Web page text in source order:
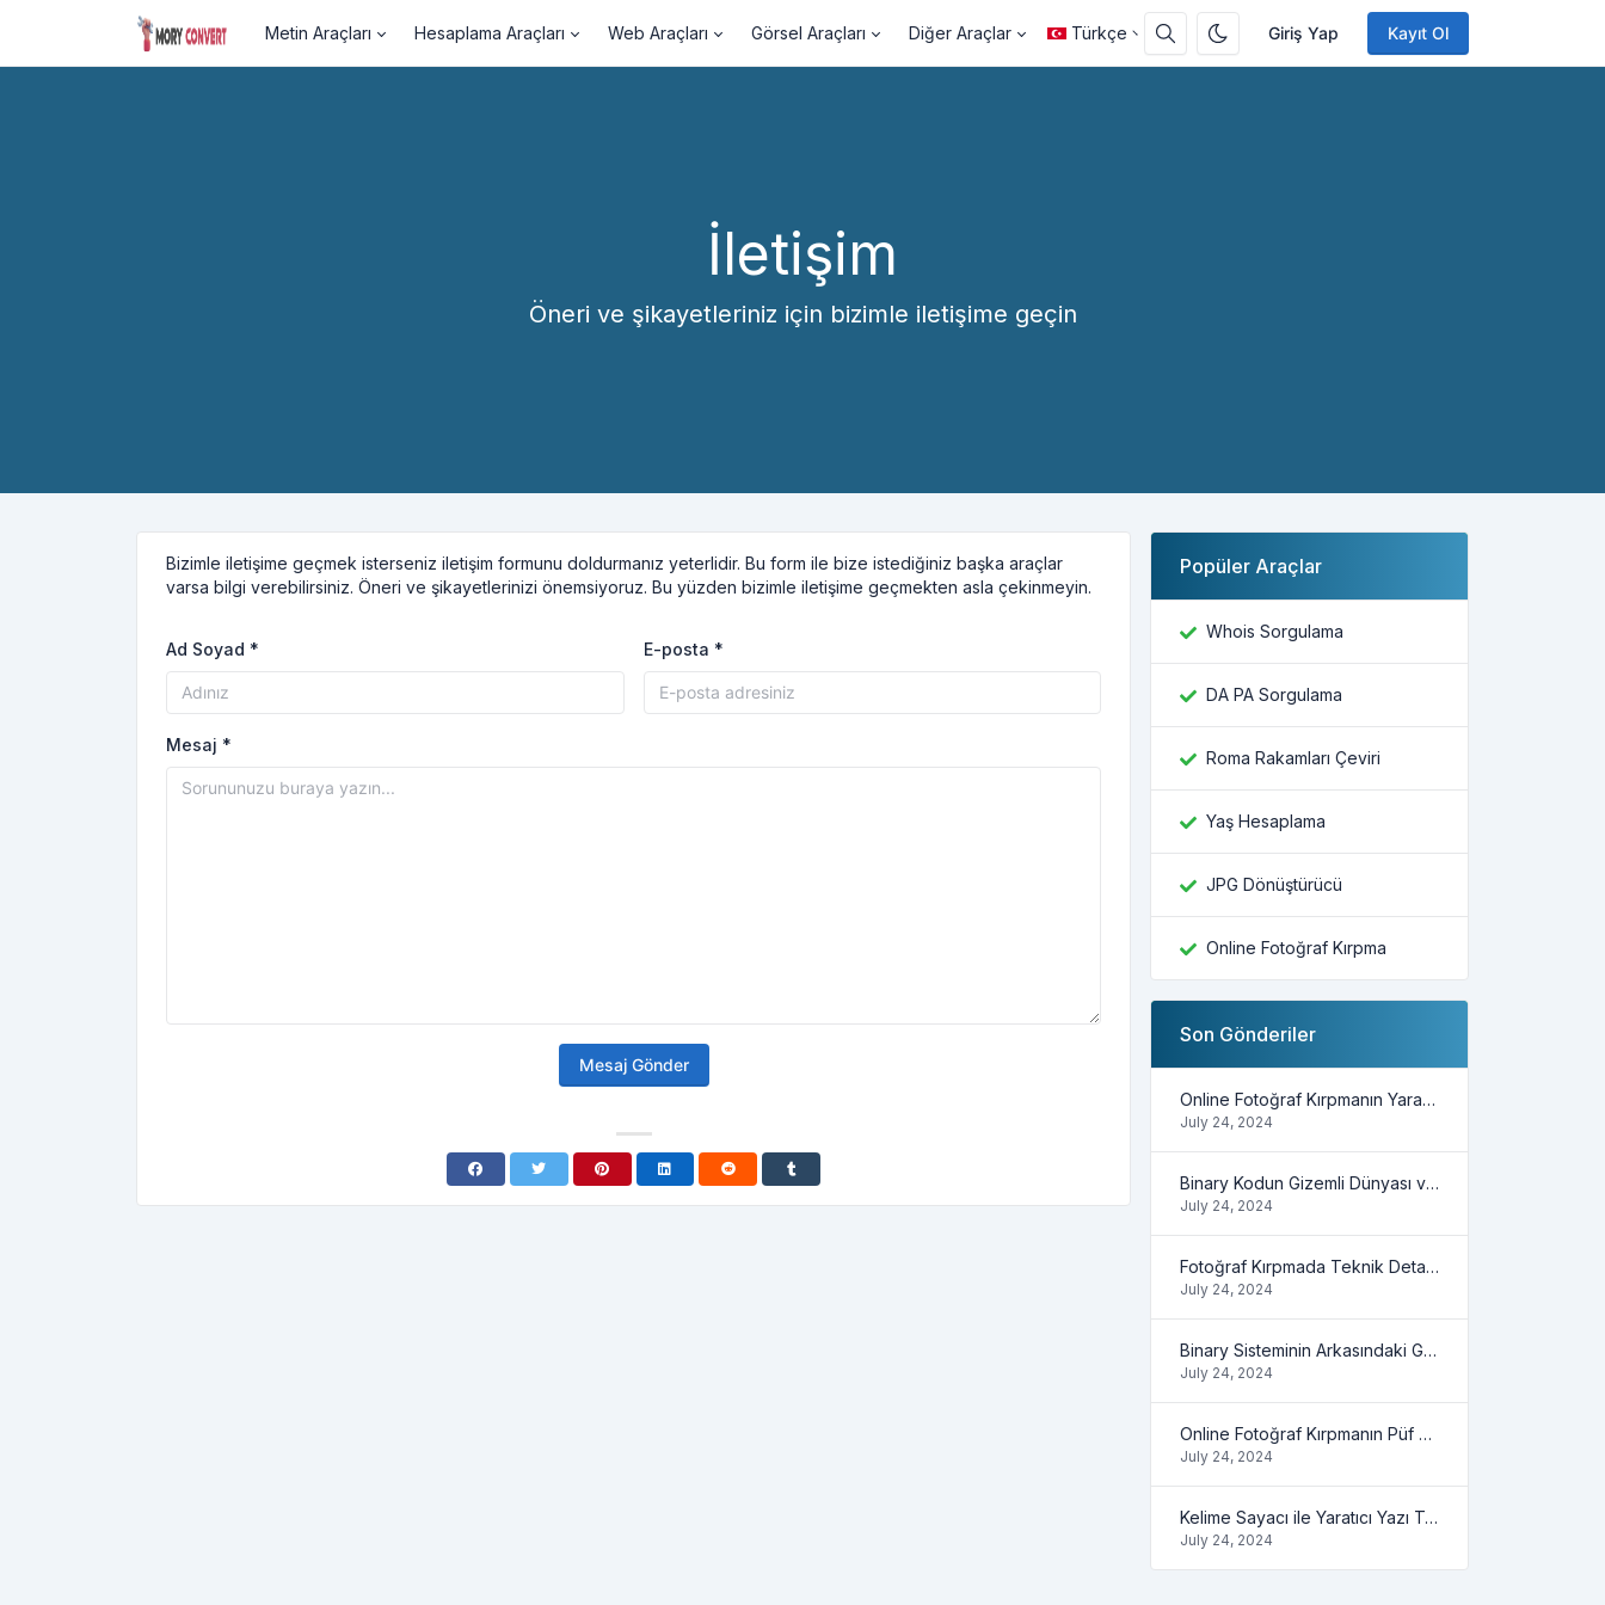
Giriş Yap Kayıt Ol
Metin Araçları Hesaplama Araçları Web Araçları Görsel Araçları Diğer Araçlar Türkçe
İletişim
Öneri ve şikayetleriniz için bizimle iletişime geçin
Bizimle iletişime geçmek isterseniz iletişim formunu doldurmanız yeterlidir. Bu form ile bize istediğiniz başka araçlar
varsa bilgi verebilirsiniz. Öneri ve şikayetlerinizi önemsiyoruz. Bu yüzden bizimle iletişime geçmekten asla çekinmeyin.
Ad Soyad * E-posta *
Mesaj *
Mesaj Gönder
Popüler Araçlar
Whois Sorgulama
DA PA Sorgulama
Roma Rakamları Çeviri
Yaş Hesaplama
JPG Dönüştürücü
Online Fotoğraf Kırpma
Son Gönderiler
Online Fotoğraf Kırpmanın Yaratıcı Yönleri
July 24, 2024
Binary Kodun Gizemli Dünyası ve Yapabilecekleriniz
July 24, 2024
Fotoğraf Kırpmada Teknik Detaylar ve İpuçları
July 24, 2024
Binary Sisteminin Arkasındaki Gizli Mantık
July 24, 2024
Online Fotoğraf Kırpmanın Püf Noktaları
July 24, 2024
Kelime Sayacı ile Yaratıcı Yazı Teknikleri
July 24, 2024